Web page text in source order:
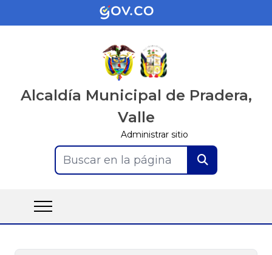
Alcaldía Municipal de Pradera,
Valle
Administrar sitio
Buscar en la página